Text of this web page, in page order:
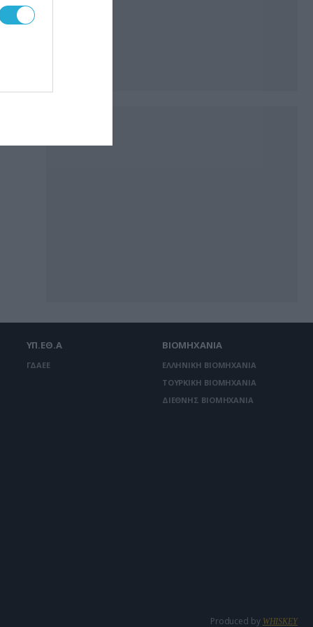
ΥΠ.ΕΘ.Α
ΓΔΑΕΕ
ΒΙΟΜΗΧΑΝΙΑ
ΕΛΛΗΝΙΚΗ ΒΙΟΜΗΧΑΝΙΑ
ΤΟΥΡΚΙΚΗ ΒΙΟΜΗΧΑΝΙΑ
ΔΙΕΘΝΗΣ ΒΙΟΜΗΧΑΝΙΑ
Produced by WHISKEY